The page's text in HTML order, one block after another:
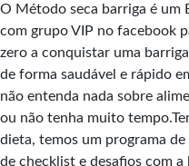
O Método seca barriga é um
com grupo VIP no facebook
zero a conquistar uma
de forma saudável e rápido
não entenda nada sobre
ou não tenha muito
dieta, temos um programa
de checklist e desafios com